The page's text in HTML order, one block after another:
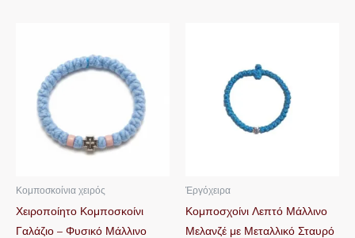
Κομποσκοίνια χειρός
Χειροποίητο Κομποσκοίνι
Γαλάζιο – Φυσικό Μάλλινο
Ἐργόχειρα
Κομποσχοίνι Λεπτό Μάλλινο
Μελανζέ με Μεταλλικό Σταυρό
προϊόν
πολλαπλές
παραλλαγές.
να
επιλεγούν